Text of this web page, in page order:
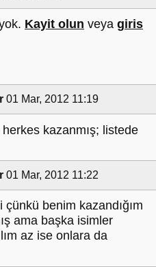
Kayit olun veya giris
01 Mar, 2012 11:19
kazanmış; listede
01 Mar, 2012 11:22
benim kazandığım
ama başka isimler
az ise onlara da